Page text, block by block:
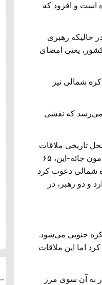
است و افزود که
حالیکه رهبری
یعنی امضای
شمالی نیز
می‌رسد که نقشی
محل تاریخی ملاقات
می‌کنیم خوشوقتم و اینکه شما تمامی راه را برای استقبال از ما به اینجا آمده اید برایم ارزشمند است.» مون جائه-این، ۶۵
شمالی دعوت کرد
و دو رهبر، در
وارد خاک کره جنوبی می‌شود.
کرد اما این ملاقات
به آن سوی مرز